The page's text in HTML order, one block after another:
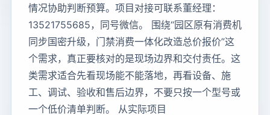
情况协助判断预算。项目对接可联系董经理：
13521755685，同号微信。 围绕“园区原有消费机
同步国密升级，门禁消费一体化改造总价报价”这
个需求，真正要核对的是现场边界和交付责任。这
类需求适合先看现场能不能落地，再看设备、施
工、调试、验收和售后边界，不要只按一个型号或
一个低价清单判断。 从实际项目